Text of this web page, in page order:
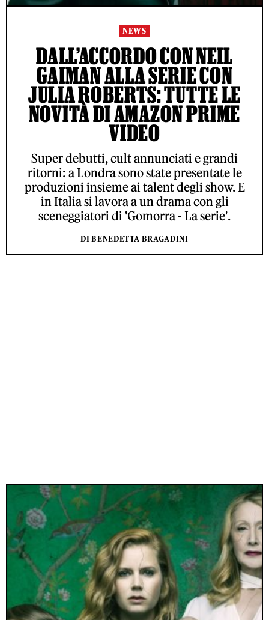
NEWS
DALL’ACCORDO CON NEIL
GAIMAN ALLA SERIE CON
JULIA ROBERTS: TUTTE LE
NOVITÀ DI AMAZON PRIME
VIDEO
Super debutti, cult annunciati e grandi
ritorni: a Londra sono state presentate le
produzioni insieme ai talent degli show. E
in Italia si lavora a un drama con gli
sceneggiatori di 'Gomorra - La serie'.
DI BENEDETTA BRAGADINI